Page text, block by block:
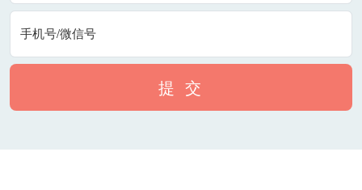
手机号/微信号
提 交